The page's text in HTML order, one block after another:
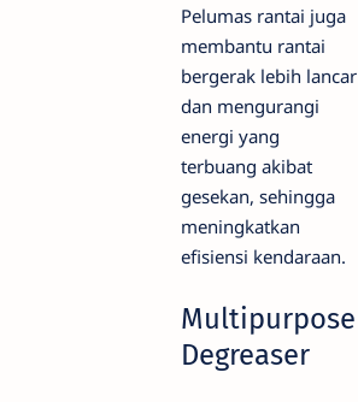
Pelumas rantai juga
membantu rantai
bergerak lebih lancar
dan mengurangi
energi yang
terbuang akibat
gesekan, sehingga
meningkatkan
efisiensi kendaraan.
Multipurpose
Degreaser